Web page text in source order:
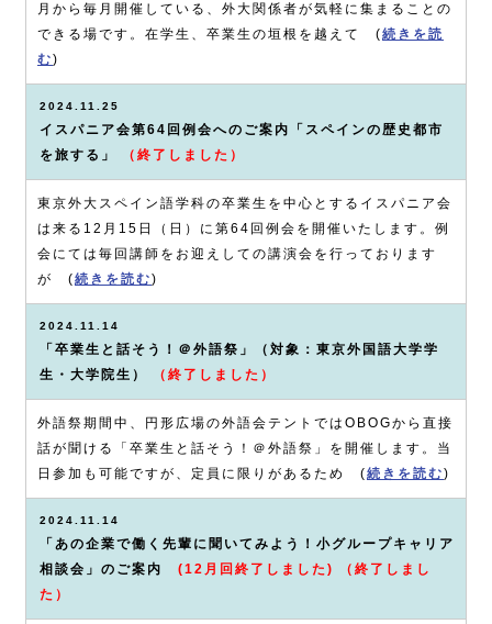
月から毎月開催している、外大関係者が気軽に集まることの
できる場です。在学生、卒業生の垣根を越えて (続きを読
む)
2024.11.25
イスパニア会第64回例会へのご案内「スペインの歴史都市
を旅する」
（終了しました）
東京外大スペイン語学科の卒業生を中心とするイスパニア会
は来る12月15日（日）に第64回例会を開催いたします。例
会にては毎回講師をお迎えしての講演会を行っております
が (続きを読む)
2024.11.14
「卒業生と話そう！＠外語祭」（対象：東京外国語大学学
生・大学院生）
（終了しました）
外語祭期間中、円形広場の外語会テントではOBOGから直接
話が聞ける「卒業生と話そう！＠外語祭」を開催します。当
日参加も可能ですが、定員に限りがあるため (続きを読む)
2024.11.14
「あの企業で働く先輩に聞いてみよう！小グループキャリア
相談会」のご案内 (12月回終了しました)
（終了しまし
た）